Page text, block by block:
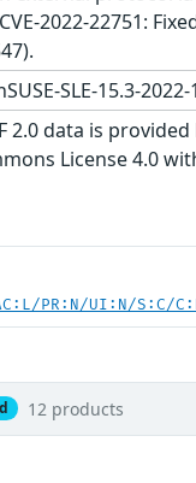
2022-22751:
SLE-15.3-
2.0 data is
License 4.0
PR:N/UI:N/S:C/
12 products